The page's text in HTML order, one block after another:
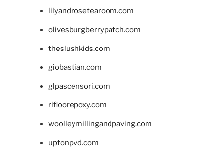
lilyandrosetearoom.com
olivesburgberrypatch.com
theslushkids.com
giobastian.com
glpascensori.com
rifloorepoxy.com
woolleymillingandpaving.com
uptonpvd.com